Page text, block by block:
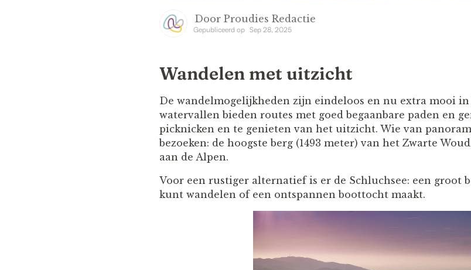
Door Proudies Redactie
Gepubliceerd op Sep 28, 2025
Wandelen met uitzicht
De wandelmogelijkheden zijn eindeloos en nu extra mooi
watervallen bieden routes met goed begaanbare paden en
picknicken en te genieten van het uitzicht. Wie van
bezoeken: de hoogste berg (1493 meter) van het Zwarte
aan de Alpen.
Voor een rustiger alternatief is er de Schluchsee: een groot
kunt wandelen of een ontspannen boottocht maakt.